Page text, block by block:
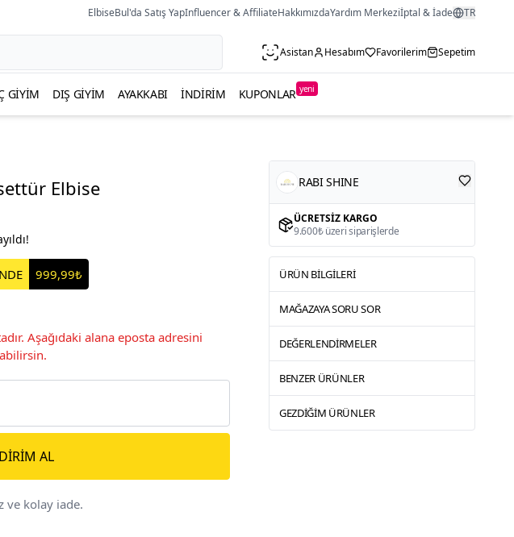
ElbiseBul'da Satış YapInfluencer & AffiliateHakkımızdaYardım Merkeziİptal & İade TR
Asistan Hesabım Favorilerim Sepetim
GIYIM DIŞ GIYIM AYAKKABI İNDIRIM KUPONLAR yeni
Elbise
999,99₺
Aşağıdaki alana eposta adresini
AL
ve kolay iade.
RABI SHINE
ÜCRETSIZ KARGO
9.600₺ üzeri siparişlerde
ÜRÜN BILGILERI
MAĞAZAYA SORU SOR
DEĞERLENDIRMELER
BENZER ÜRÜNLER
GEZDIĞIM ÜRÜNLER